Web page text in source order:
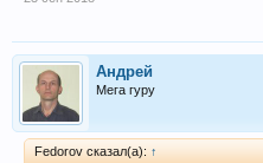
Андрей
Мега гуру
Fedorov сказал(а): ↑